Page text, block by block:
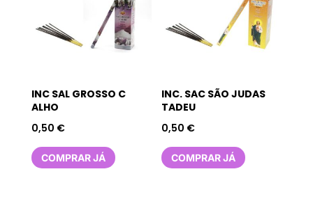
INC SAL GROSSO C
ALHO
0,50 €
COMPRAR JÁ
INC. SAC SÃO JUDAS
TADEU
0,50 €
COMPRAR JÁ